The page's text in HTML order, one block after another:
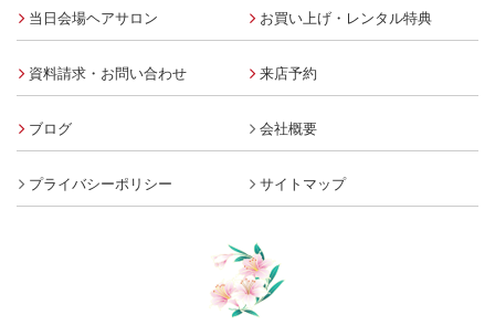
当日会場ヘアサロン お買い上げ・レンタル特典
資料請求・お問い合わせ 来店予約
ブログ 会社概要
プライバシーポリシー サイトマップ